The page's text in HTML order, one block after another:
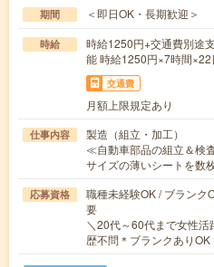
期間 ＜即日OK・長期歓迎＞
時給
時給1250円+交通費別途
能 時給1250円×7時間×22
交通費
月額上限規定あり
仕事内容
製造（組立・加工）
≪自動車部品の組立＆検
サイズの薄いシートを数
応募資格
職種未経験OK / ブランク
要
＼20代～60代まで女性
歴不問＊ブランクあり